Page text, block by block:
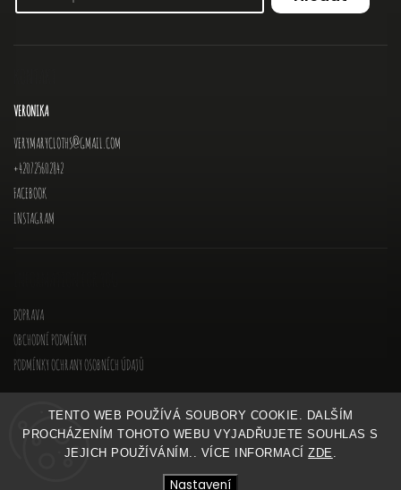
TENTO WEB POUŽÍVÁ SOUBORY COOKIE. DALŠÍM
PROCHÁZENÍM TOHOTO WEBU VYJADŘUJETE SOUHLAS S
JEJICH POUŽÍVÁNÍM.. VÍCE INFORMACÍZDE .
Nastavení
VERONIKA
VERYMARYCLOTHS@GMAIL.COM
+420725602842
FACEBOOK
INSTAGRAM
DOPRAVA
OBCHODNÍ PODMÍNKY
PODMÍNKY OCHRANY OSOBNÍCH ÚDAJŮ
VERYMARY. VŠECHNA PRÁVA VYHRAZENA.